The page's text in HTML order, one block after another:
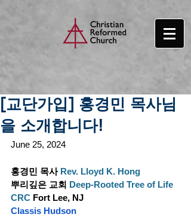
[교단가입] 홍경민 목사님
을 소개합니다!
June 25, 2024
홍경민 목사 Rev. Lloyd K. Hong
뿌리깊은 교회 Deep-Rooted Tree of Life
CRC Fort Lee, NJ
Classis Hudson